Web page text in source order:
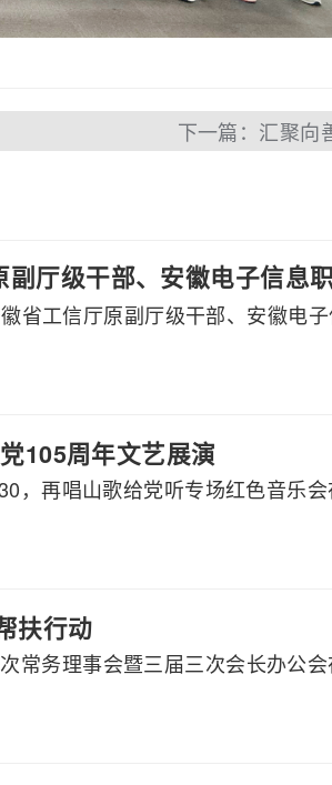
下一篇：汇聚向
副厅级干部、安徽电子信息
省工信厅原副厅级干部、安徽电
105周年文艺展演
，再唱山歌给党听专场红色音乐
扶行动
常务理事会暨三届三次会长办公